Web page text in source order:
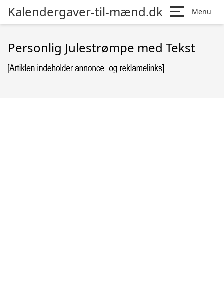
Kalendergaver-til-mænd.dk Menu
Personlig Julestrømpe med Tekst